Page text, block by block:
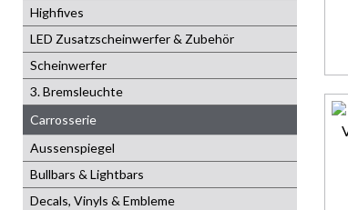
Highfives
LED Zusatzscheinwerfer & Zubehör
Scheinwerfer
3. Bremsleuchte
Carrosserie
Aussenspiegel
Bullbars & Lightbars
Decals, Vinyls & Embleme